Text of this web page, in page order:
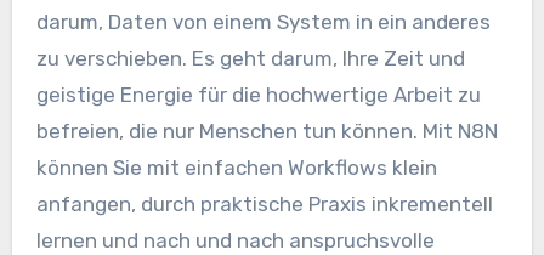
darum, Daten von einem System in ein anderes
zu verschieben. Es geht darum, Ihre Zeit und
geistige Energie für die hochwertige Arbeit zu
befreien, die nur Menschen tun können. Mit N8N
können Sie mit einfachen Workflows klein
anfangen, durch praktische Praxis inkrementell
lernen und nach und nach anspruchsvolle